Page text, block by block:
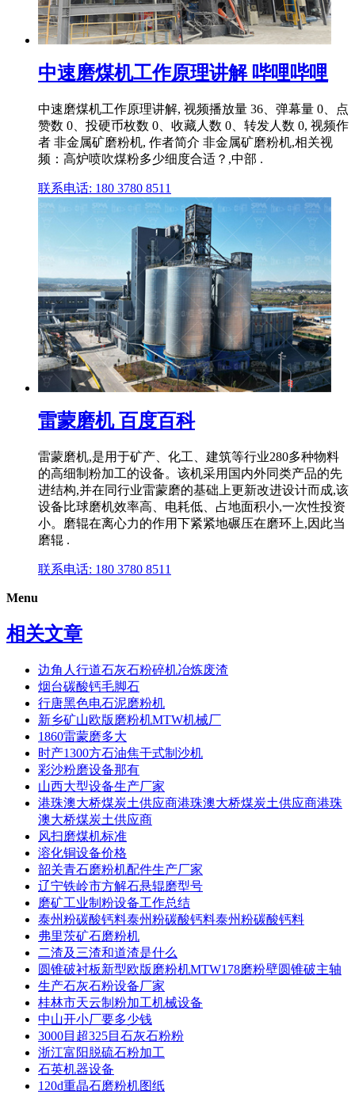
中速磨煤机工作原理讲解 哔哩哔哩
中速磨煤机工作原理讲解, 视频播放量 36、弹幕量 0、点
赞数 0、投硬币枚数 0、收藏人数 0、转发人数 0, 视频作
者 非金属矿磨粉机, 作者简介 非金属矿磨粉机,相关视
频：高炉喷吹煤粉多少细度合适？,中部 .
联系电话: 180 3780 8511
雷蒙磨机 百度百科
雷蒙磨机,是用于矿产、化工、建筑等行业280多种物料
的高细制粉加工的设备。该机采用国内外同类产品的先
进结构,并在同行业雷蒙磨的基础上更新改进设计而成,该
设备比球磨机效率高、电耗低、占地面积小,一次性投资
小。磨辊在离心力的作用下紧紧地碾压在磨环上,因此当
磨辊 .
联系电话: 180 3780 8511
Menu
相关文章
边角人行道石灰石粉碎机冶炼废渣
烟台碳酸钙毛脚石
行唐黑色电石泥磨粉机
新乡矿山欧版磨粉机MTW机械厂
1860雷蒙磨多大
时产1300方石油焦干式制沙机
彩沙粉磨设备那有
山西大型设备生产厂家
港珠澳大桥煤炭土供应商港珠澳大桥煤炭土供应商港珠
澳大桥煤炭土供应商
风扫磨煤机标准
溶化铜设备价格
韶关青石磨粉机配件生产厂家
辽宁铁岭市方解石悬辊磨型号
磨矿工业制粉设备工作总结
泰州粉碳酸钙料泰州粉碳酸钙料泰州粉碳酸钙料
弗里茨矿石磨粉机
二渣及三渣和道渣是什么
圆锥破衬板新型欧版磨粉机MTW178磨粉壁圆锥破主轴
生产石灰石粉设备厂家
桂林市天云制粉加工机械设备
中山开小厂要多少钱
3000目超325目石灰石粉粉
浙江富阳脱硫石粉加工
石英机器设备
120d重晶石磨粉机图纸